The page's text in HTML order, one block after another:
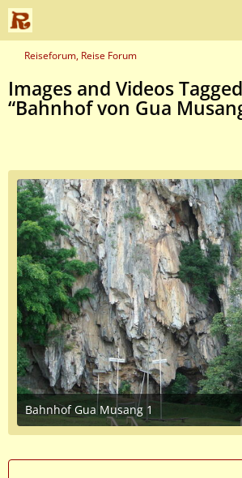
Reiseforum, Reise Forum
Images and Videos
“Bahnhof von Gua
Bahnhof Gua Musang 1
June 11, 2016 at 9:17 PM